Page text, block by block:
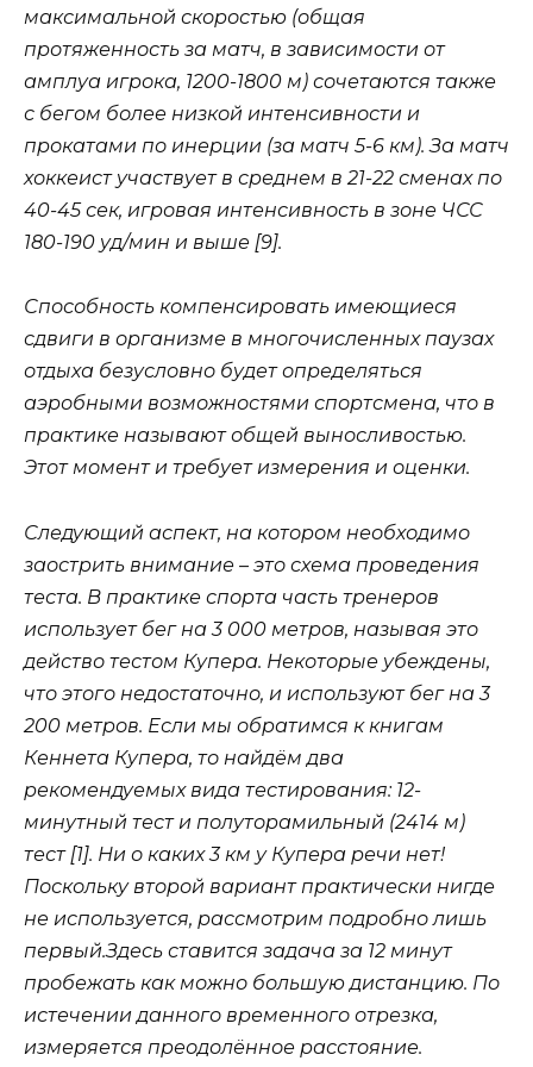
максимальной скоростью (общая
протяженность за матч, в зависимости от
амплуа игрока, 1200-1800 м) сочетаются также
с бегом более низкой интенсивности и
прокатами по инерции (за матч 5-6 км). За матч
хоккеист участвует в среднем в 21-22 сменах по
40-45 сек, игровая интенсивность в зоне ЧСС
180-190 уд/мин и выше [9].
Способность компенсировать имеющиеся
сдвиги в организме в многочисленных паузах
отдыха безусловно будет определяться
аэробными возможностями спортсмена, что в
практике называют общей выносливостью.
Этот момент и требует измерения и оценки.
Следующий аспект, на котором необходимо
заострить внимание – это схема проведения
теста. В практике спорта часть тренеров
использует бег на 3 000 метров, называя это
действо тестом Купера. Некоторые убеждены,
что этого недостаточно, и используют бег на 3
200 метров. Если мы обратимся к книгам
Кеннета Купера, то найдём два
рекомендуемых вида тестирования: 12-
минутный тест и полуторамильный (2414 м)
тест [1]. Ни о каких 3 км у Купера речи нет!
Поскольку второй вариант практически нигде
не используется, рассмотрим подробно лишь
первый.Здесь ставится задача за 12 минут
пробежать как можно большую дистанцию. По
истечении данного временного отрезка,
измеряется преодолённое расстояние.